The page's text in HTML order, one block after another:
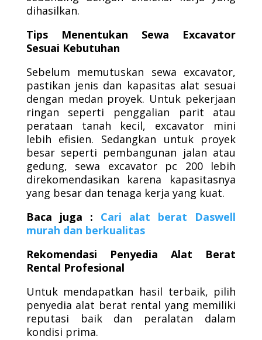
dihasilkan.
Tips Menentukan Sewa Excavator
Sesuai Kebutuhan
Sebelum memutuskan sewa excavator,
pastikan jenis dan kapasitas alat sesuai
dengan medan proyek. Untuk pekerjaan
ringan seperti penggalian parit atau
perataan tanah kecil, excavator mini
lebih efisien. Sedangkan untuk proyek
besar seperti pembangunan jalan atau
gedung, sewa excavator pc 200 lebih
direkomendasikan karena kapasitasnya
yang besar dan tenaga kerja yang kuat.
Baca juga : Cari alat berat Daswell
murah dan berkualitas
Rekomendasi Penyedia Alat Berat
Rental Profesional
Untuk mendapatkan hasil terbaik, pilih
penyedia alat berat rental yang memiliki
reputasi baik dan peralatan dalam
kondisi prima.